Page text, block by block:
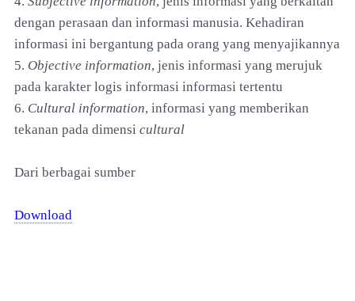
dengan perasaan dan informasi manusia. Kehadiran
informasi ini bergantung pada orang yang menyajikannya
5. Objective information, jenis informasi yang merujuk
pada karakter logis informasi informasi tertentu
6. Cultural information, informasi yang memberikan
tekanan pada dimensi cultural
Dari berbagai sumber
Download